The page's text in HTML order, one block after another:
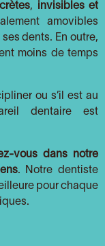
, invisibles et
amovibles
dents. En outre,
moins de temps
ou s’il est au
dentaire est
vous dans notre
. Notre dentiste
pour chaque